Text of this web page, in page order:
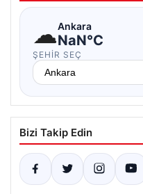
☁Ankara
NaN°C
ŞEHIR SEÇ
Bizi Takip Edin